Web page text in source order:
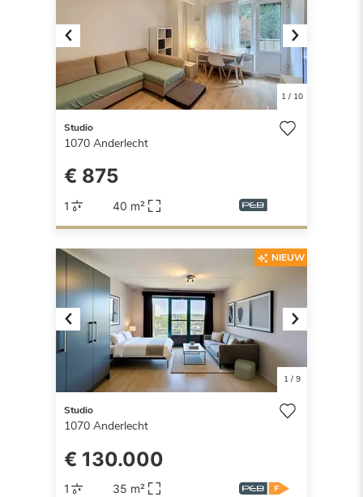
Previous Next
1/ 10
Studio
1070 Anderlecht
€ 875
1 40 m²
Previous Next
1/ 9
NIEUW
Studio
1070 Anderlecht
€ 130.000
1 35 m²